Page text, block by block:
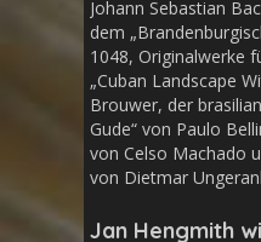
Johann Sebastian
dem
1048, Originalwerke
„Cuban Landscape
Brouwer, der
Gude“ von Paulo
von Celso Machado
von Dietmar
Jan Hengmith